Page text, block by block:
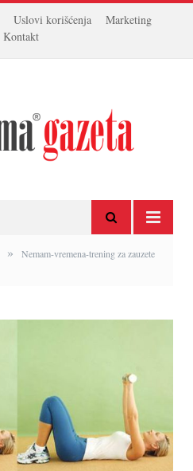
Uslovi korišćenja
Marketing
Kontakt
»
Nemam-vremena-trening za zauzete